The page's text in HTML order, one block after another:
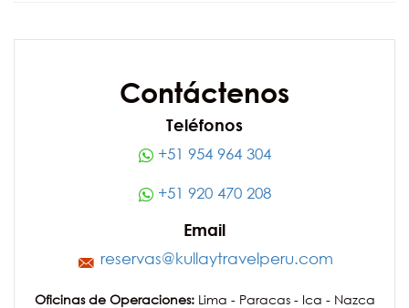
Contáctenos
Teléfonos
+51 954 964 304
+51 920 470 208
Email
reservas@kullaytravelperu.com
Oficinas de Operaciones:Lima - Paracas - Ica - Nazca